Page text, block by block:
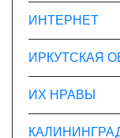
ИНТЕРНЕТ
ИРКУТСКАЯ
ИХ НРАВЫ